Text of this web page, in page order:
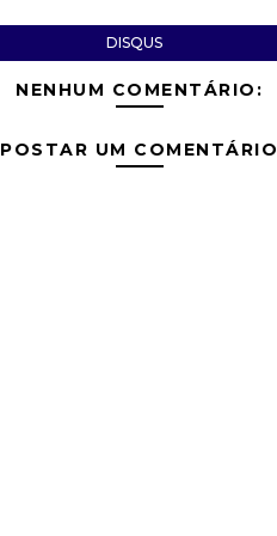
DISQUS
NENHUM COMENTÁRIO:
POSTAR UM COMENTÁRIO